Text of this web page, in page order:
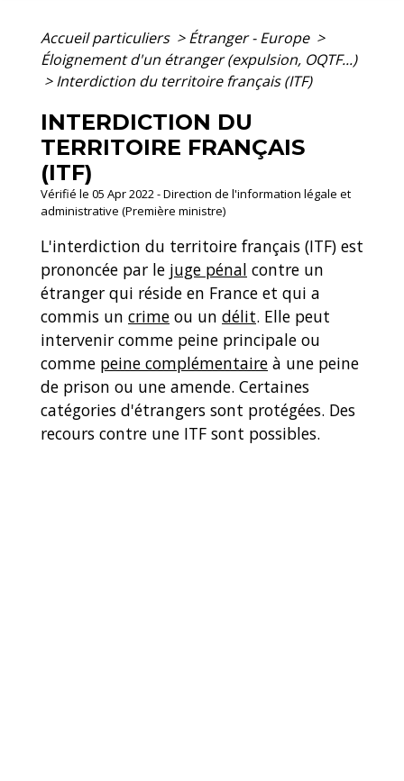
Accueil particuliers > Étranger - Europe >
Éloignement d'un étranger (expulsion, OQTF...)
> Interdiction du territoire français (ITF)
INTERDICTION DU
TERRITOIRE FRANÇAIS
(ITF)
Vérifié le 05 Apr 2022 - Direction de l'information légale et
administrative (Première ministre)
L'interdiction du territoire français (ITF) est
prononcée par le juge pénal contre un
étranger qui réside en France et qui a
commis un crime ou un délit. Elle peut
intervenir comme peine principale ou
comme peine complémentaire à une peine
de prison ou une amende. Certaines
catégories d'étrangers sont protégées. Des
recours contre une ITF sont possibles.